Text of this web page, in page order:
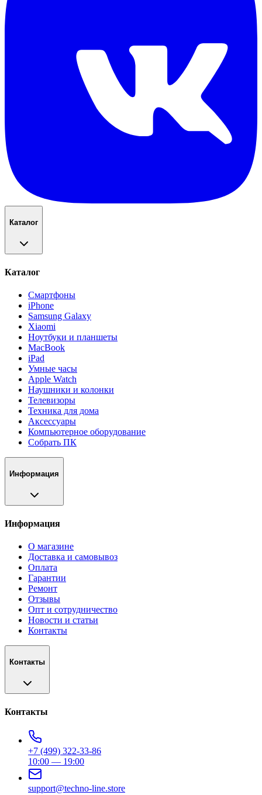
Каталог
Каталог
Смартфоны
iPhone
Samsung Galaxy
Xiaomi
Ноутбуки и планшеты
MacBook
iPad
Умные часы
Apple Watch
Наушники и колонки
Телевизоры
Техника для дома
Аксессуары
Компьютерное оборудование
Собрать ПК
Информация
Информация
О магазине
Доставка и самовывоз
Оплата
Гарантии
Ремонт
Отзывы
Опт и сотрудничество
Новости и статьи
Контакты
Контакты
Контакты
+7 (499) 322-33-86
10:00 — 19:00
support@techno-line.store